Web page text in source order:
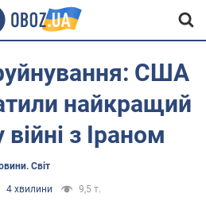
США
найкращий
з Іраном
Світ
4 хвилини 9,5 т.